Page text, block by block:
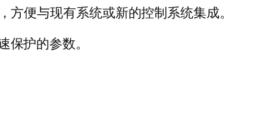
便与现有系统或新的控制系统集成。
护的参数。